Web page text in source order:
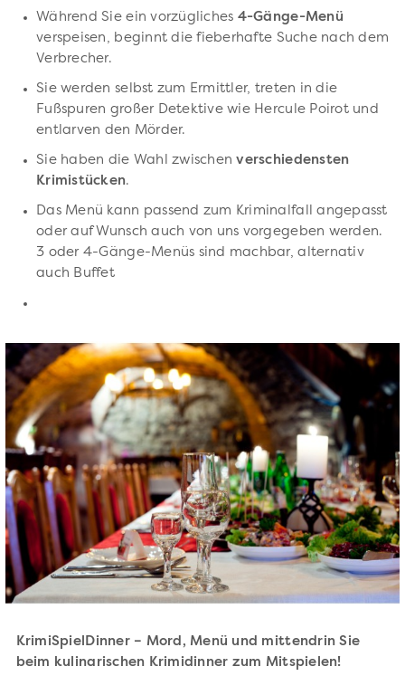
Während Sie ein vorzügliches 4-Gänge-Menü
verspeisen, beginnt die fieberhafte Suche nach dem
Verbrecher.
Sie werden selbst zum Ermittler, treten in die
Fußspuren großer Detektive wie Hercule Poirot und
entlarven den Mörder.
Sie haben die Wahl zwischen verschiedensten
Krimistücken.
Das Menü kann passend zum Kriminalfall angepasst
oder auf Wunsch auch von uns vorgegeben werden.
3 oder 4-Gänge-Menüs sind machbar, alternativ
auch Buffet
KrimiSpielDinner – Mord, Menü und mittendrin Sie
beim kulinarischen Krimidinner zum Mitspielen!